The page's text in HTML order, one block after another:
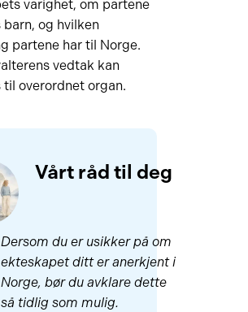
varighet, om partene
barn, og hvilken
partene har til Norge.
vedtak kan
til overordnet organ.
Vårt råd til deg
Dersom du er usikker på om
ekteskapet ditt er anerkjent i
Norge, bør du avklare dette
så tidlig som mulig.